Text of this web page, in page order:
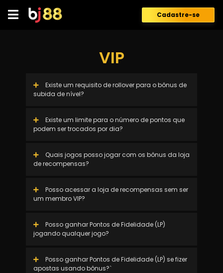
content
Cadastre-se
VIP
Existe um requisito de rollover para o bônus de
subida de nível?
Existe um limite para o número de pontos que
podem ser trocados por dia?
Quais jogos posso jogar com os bônus da loja
de recompensas?
Posso acessar a loja de recompensas sem ser
um membro VIP?
Posso ganhar Pontos de Fidelidade (LP)
jogando qualquer jogo?
Posso ganhar Pontos de Fidelidade (LP) se fizer
apostas usando bônus?`